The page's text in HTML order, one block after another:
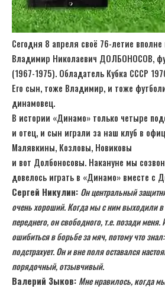
Сегодня 8 апреля своё 76-летие
Владимир Николаевич ДОЛБОНОСОВ,
(1967-1975). Обладатель Кубка СССР
Его сын, тоже Владимир, и тоже
динамовец.
В истории «Динамо» только четыре
и отец, и сын играли за наш клуб в
Малявкины, Козловы, Новиковы
и вот Долбоносовы. Накануне мы
довелось играть в «Динамо» вместе с
Сергей Никулин: Он центральный
очень хороший. Когда мы с ним выходили в
переднего, он свободного, т.е. позади меня.
ошибиться в борьбе за мяч, потому что
подстрахует. Он и вне поля оставался
порядочный, отзывчивый.
Валерий Зыков: Мне нравилось, когда